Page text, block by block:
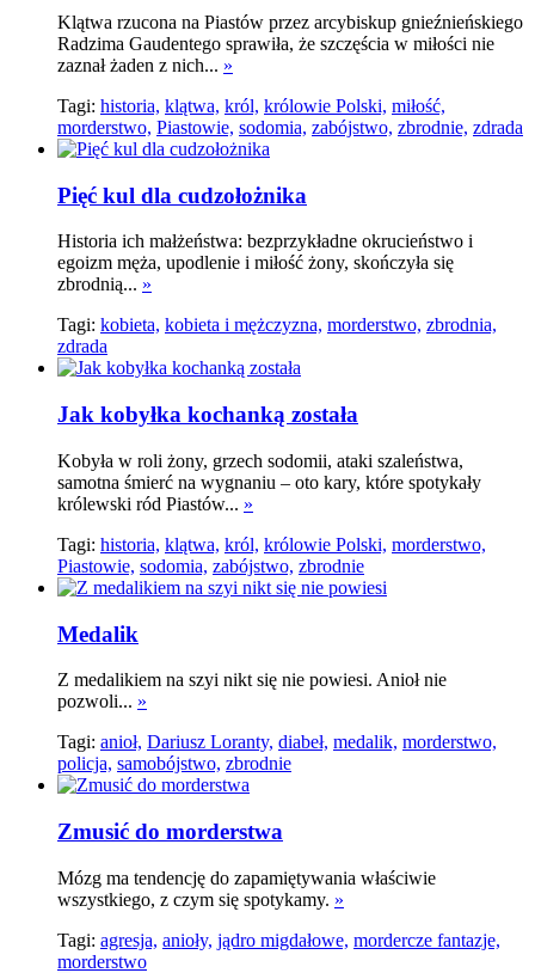
Klątwa rzucona na Piastów przez arcybiskup gnieźnieńskiego
Radzima Gaudentego sprawiła, że szczęścia w miłości nie
zaznał żaden z nich... »
Tagi: historia, klątwa, król, królowie Polski, miłość,
morderstwo, Piastowie, sodomia, zabójstwo, zbrodnie, zdrada
Pięć kul dla cudzołożnika
Historia ich małżeństwa: bezprzykładne okrucieństwo i
egoizm męża, upodlenie i miłość żony, skończyła się
zbrodnią... »
Tagi: kobieta, kobieta i mężczyzna, morderstwo, zbrodnia,
zdrada
Jak kobyłka kochanką została
Kobyła w roli żony, grzech sodomii, ataki szaleństwa,
samotna śmierć na wygnaniu – oto kary, które spotykały
królewski ród Piastów... »
Tagi: historia, klątwa, król, królowie Polski, morderstwo,
Piastowie, sodomia, zabójstwo, zbrodnie
Medalik
Z medalikiem na szyi nikt się nie powiesi. Anioł nie
pozwoli... »
Tagi: anioł, Dariusz Loranty, diabeł, medalik, morderstwo,
policja, samobójstwo, zbrodnie
Zmusić do morderstwa
Mózg ma tendencję do zapamiętywania właściwie
wszystkiego, z czym się spotykamy. »
Tagi: agresja, anioły, jądro migdałowe, mordercze fantazje,
morderstwo